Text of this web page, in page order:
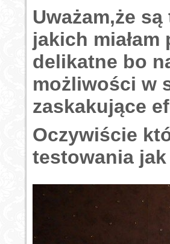
Uważam,że
jakich
delikatne bo
możliwości w
zaskakujące
Oczywiście
testowania